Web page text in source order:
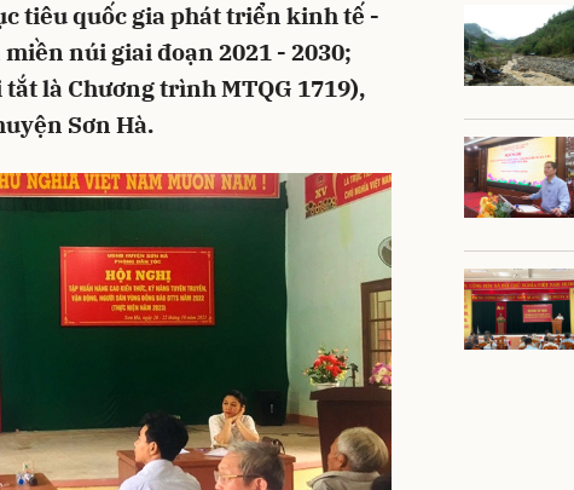
tiêu quốc gia phát triển kinh tế -
núi giai đoạn 2021 - 2030;
là Chương trình MTQG 1719),
Sơn Hà.